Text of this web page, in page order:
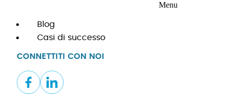
Menu
Blog
Casi di successo
CONNETTITI CON NOI